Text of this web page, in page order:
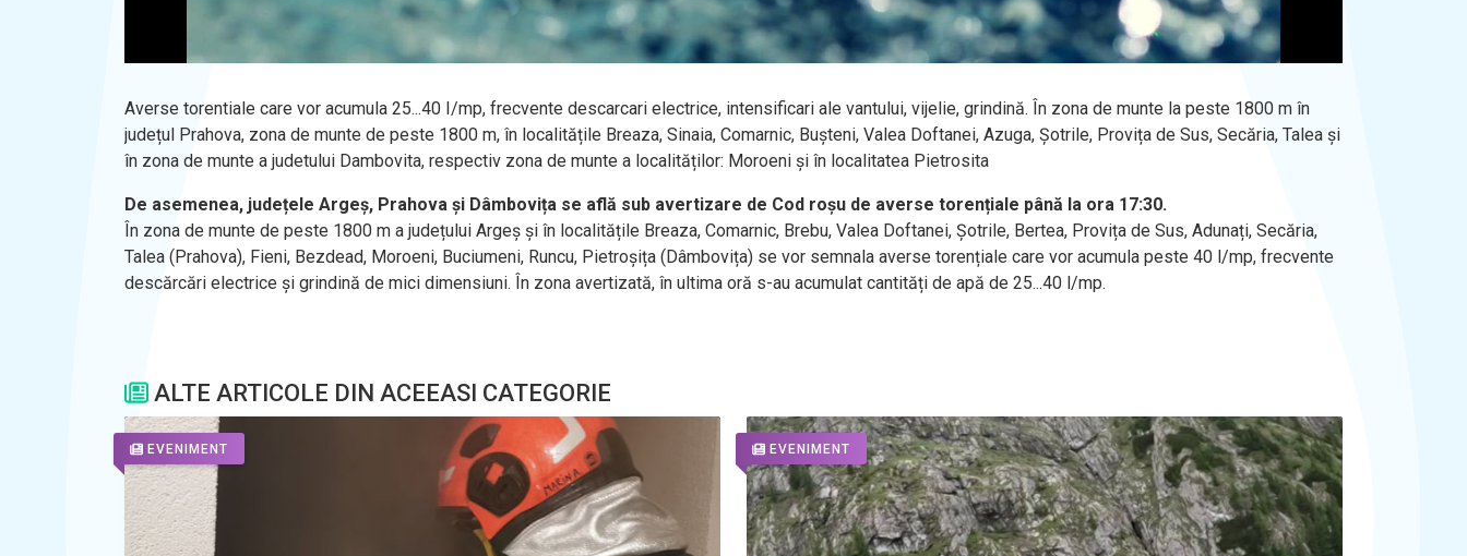
Averse torentiale care vor acumula 25...40 I/mp, frecvente descarcari electrice, intensificari ale vantului, vijelie, grindină. În zona de munte la peste 1800 m în
județul Prahova, zona de munte de peste 1800 m, în localitățile Breaza, Sinaia, Comarnic, Bușteni, Valea Doftanei, Azuga, Șotrile, Provița de Sus, Secăria, Talea și
în zona de munte a judetului Dambovita, respectiv zona de munte a localităților: Moroeni și în localitatea Pietrosita
De asemenea, județele Argeș, Prahova și Dâmbovița se află sub avertizare de Cod roșu de averse torențiale până la ora 17:30.
În zona de munte de peste 1800 m a județului Argeș și în localitățile Breaza, Comarnic, Brebu, Valea Doftanei, Șotrile, Bertea, Provița de Sus, Adunați, Secăria,
Talea (Prahova), Fieni, Bezdead, Moroeni, Buciumeni, Runcu, Pietroșița (Dâmbovița) se vor semnala averse torențiale care vor acumula peste 40 l/mp, frecvente
descărcări electrice și grindină de mici dimensiuni. În zona avertizată, în ultima oră s-au acumulat cantități de apă de 25...40 l/mp.
ALTE ARTICOLE DIN ACEEASI CATEGORIE
EVENIMENT EVENIMENT